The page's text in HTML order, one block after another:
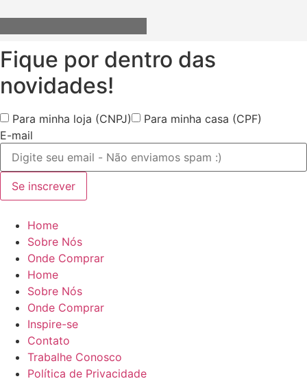
Fique por dentro das
novidades!
Para minha loja (CNPJ)
Para minha casa (CPF)
E-mail
Se inscrever
Home
Sobre Nós
Onde Comprar
Home
Sobre Nós
Onde Comprar
Inspire-se
Contato
Trabalhe Conosco
Política de Privacidade